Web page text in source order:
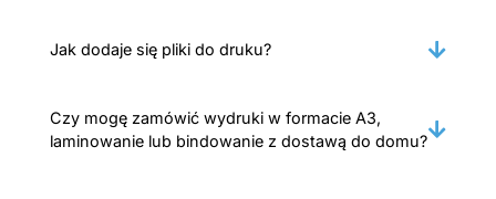
Jak dodaje się pliki do druku?
Czy mogę zamówić wydruki w formacie A3,
laminowanie lub bindowanie z dostawą do domu?